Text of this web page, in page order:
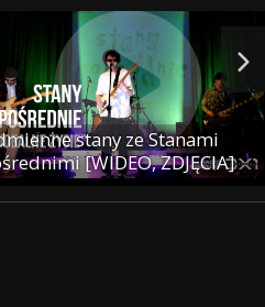
stany ze Stanami
[WIDEO, ZDJĘCIA]